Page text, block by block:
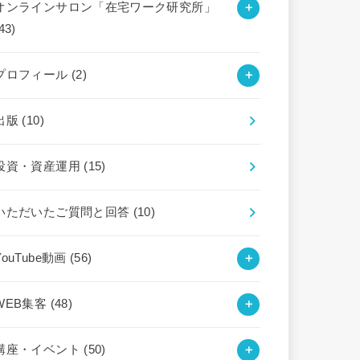
ンラインサロン「在宅ワーク研究所」
ロフィール (2)
版 (10)
資・資産運用 (15)
ただいたご質問と回答 (10)
動画 (56)
集客 (48)
座・イベント (50)